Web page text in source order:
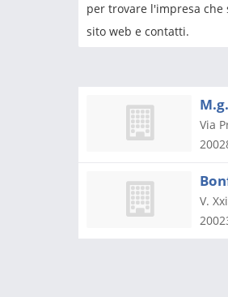
per trovare l'impresa
sito web e contatti.
Via
V.